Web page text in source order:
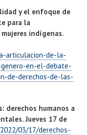
y el enfoque de
para la
indígenas.
articulacion-de-la-
en-el-debate-
de-derechos-de-las-
derechos humanos a
Jueves 17 de
03/17/derechos-